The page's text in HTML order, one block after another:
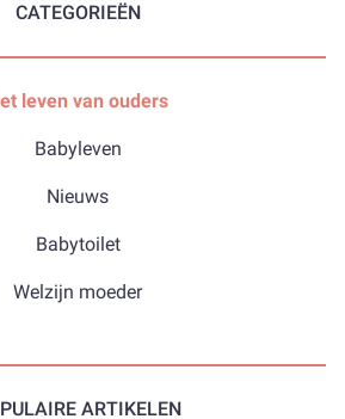
CATEGORIEËN
leven van ouders
Babyleven
Nieuws
Babytoilet
Welzijn moeder
ARTIKELEN